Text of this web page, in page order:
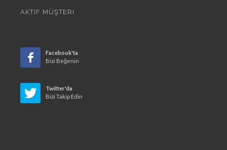
AKTIF MÜŞTERI
Facebook'ta
Bizi Beğenin
Twitter'da
Bizi Takip Edin